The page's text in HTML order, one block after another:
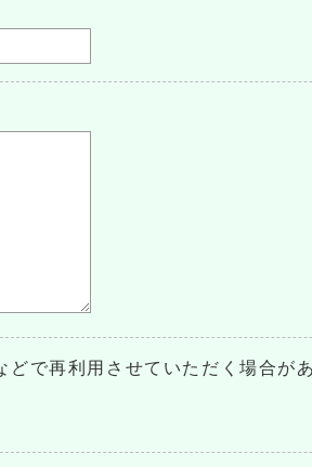
で再利用させていただく場合が